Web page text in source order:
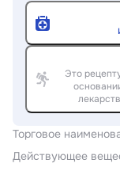
Торговое
Действующее
Это